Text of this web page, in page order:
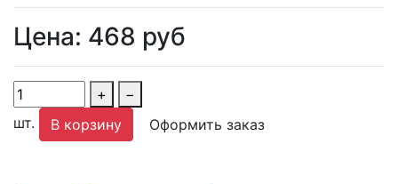
Цена: 468 руб
+
−
шт.
В корзину Оформить заказ